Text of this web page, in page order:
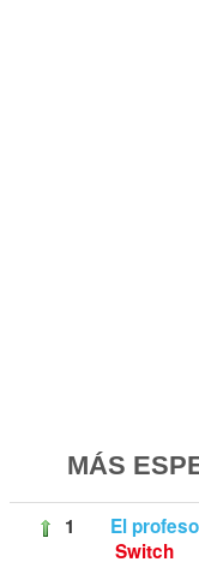
MÁS
1
El
Switch